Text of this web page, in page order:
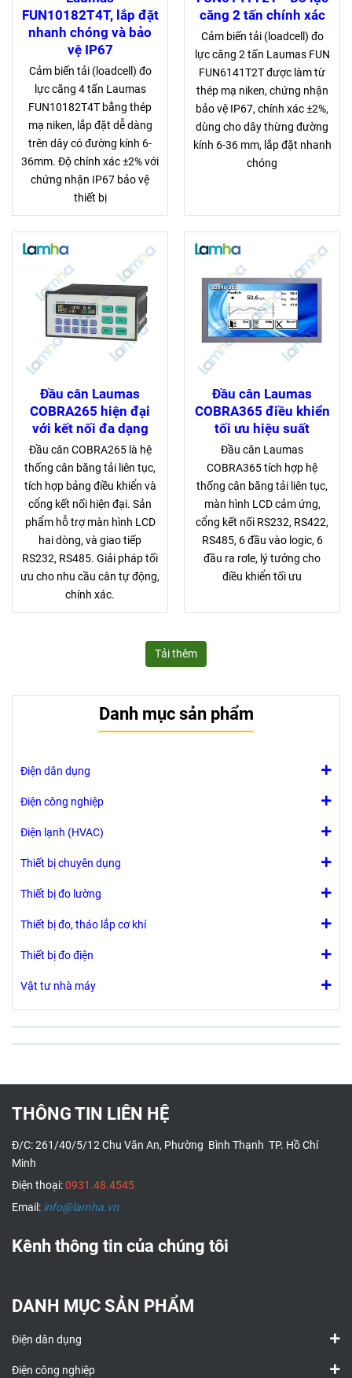
FUN10182T4T, lắp đặt
nhanh chóng và bảo
vệ IP67
Cảm biến tải (loadcell) đo
lực căng 4 tấn Laumas
FUN10182T4T bằng thép
mạ niken, lắp đặt dễ dàng
trên dây có đường kính 6-
36mm. Độ chính xác ±2% với
chứng nhận IP67 bảo vệ
thiết bị
căng 2 tấn chính xác
Cảm biến tải (loadcell) đo
lực căng 2 tấn Laumas FUN
FUN6141T2T được làm từ
thép mạ niken, chứng nhận
bảo vệ IP67, chính xác ±2%,
dùng cho dây thừng đường
kính 6-36 mm, lắp đặt nhanh
chóng
Đầu cân Laumas
COBRA265 hiện đại
với kết nối đa dạng
Đầu cân COBRA265 là hệ
thống cân băng tải liên tục,
tích hợp bảng điều khiển và
cổng kết nối hiện đại. Sản
phẩm hỗ trợ màn hình LCD
hai dòng, và giao tiếp
RS232, RS485. Giải pháp tối
ưu cho nhu cầu cân tự động,
chính xác.
Đầu cân Laumas
COBRA365 điều khiển
tối ưu hiệu suất
Đầu cân Laumas
COBRA365 tích hợp hệ
thống cân băng tải liên tục,
màn hình LCD cảm ứng,
cổng kết nối RS232, RS422,
RS485, 6 đầu vào logic, 6
đầu ra rơle, lý tưởng cho
điều khiển tối ưu
Tải thêm
Danh mục sản phẩm
Điện dân dụng
Điện công nghiệp
Điện lạnh (HVAC)
Thiết bị chuyên dụng
Thiết bị đo lường
Thiết bị đo, tháo lắp cơ khí
Thiết bị đo điện
Vật tư nhà máy
THÔNG TIN LIÊN HỆ
Đ/C: 261/40/5/12 Chu Văn An, Phường Bình Thạnh TP. Hồ Chí
Minh
Điện thoại:0931.48.4545
Email: info@lamha.vn
Kênh thông tin của chúng tôi
DANH MỤC SẢN PHẨM
Điện dân dụng
Điện công nghiệp